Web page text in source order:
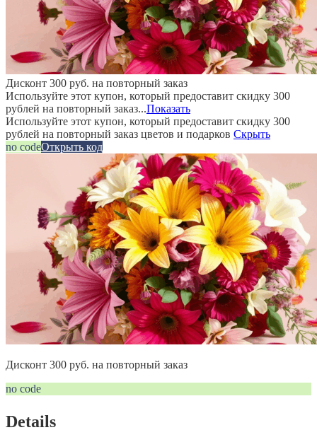
Дисконт 300 руб. на повторный заказ
Используйте этот купон, который предоставит скидку 300
рублей на повторный заказ...Показать
Используйте этот купон, который предоставит скидку 300
рублей на повторный заказ цветов и подарков Скрыть
no codeОткрыть код
Дисконт 300 руб. на повторный заказ
no code
Details